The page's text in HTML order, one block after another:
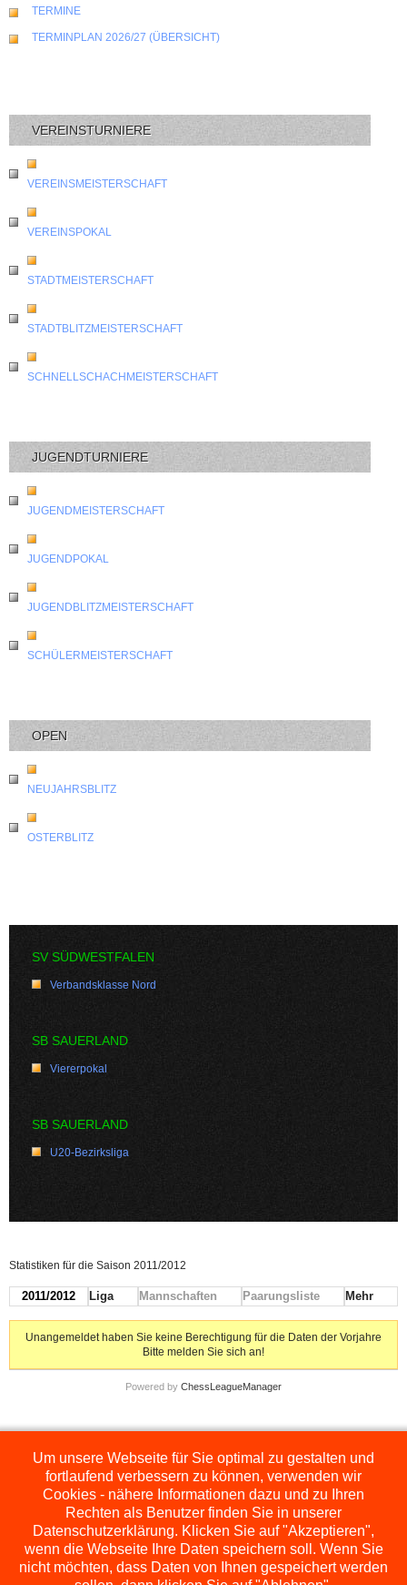
TERMINE
TERMINPLAN 2026/27 (ÜBERSICHT)
VEREINSTURNIERE
VEREINSMEISTERSCHAFT
VEREINSPOKAL
STADTMEISTERSCHAFT
STADTBLITZMEISTERSCHAFT
SCHNELLSCHACHMEISTERSCHAFT
JUGENDTURNIERE
JUGENDMEISTERSCHAFT
JUGENDPOKAL
JUGENDBLITZMEISTERSCHAFT
SCHÜLERMEISTERSCHAFT
OPEN
NEUJAHRSBLITZ
OSTERBLITZ
SV SÜDWESTFALEN
Verbandsklasse Nord
SB SAUERLAND
Viererpokal
SB SAUERLAND
U20-Bezirksliga
Statistiken für die Saison 2011/2012
2011/2012 Liga Mannschaften Paarungsliste Mehr
Unangemeldet haben Sie keine Berechtigung für die Daten der Vorjahre
Bitte melden Sie sich an!
Powered by ChessLeagueManager
Die hier dargestellten Ligen werden extern angezeigt und befinden sich im
Orginal aufhttp://www.schachbezirksauerland.de/635/2/index.php
Um unsere Webseite für Sie optimal zu gestalten und
fortlaufend verbessern zu können, verwenden wir
Cookies - nähere Informationen dazu und zu Ihren
Rechten als Benutzer finden Sie in unserer
Datenschutzerklärung. Klicken Sie auf "Akzeptieren",
wenn die Webseite Ihre Daten speichern soll. Wenn Sie
nicht möchten, dass Daten von Ihnen gespeichert werden